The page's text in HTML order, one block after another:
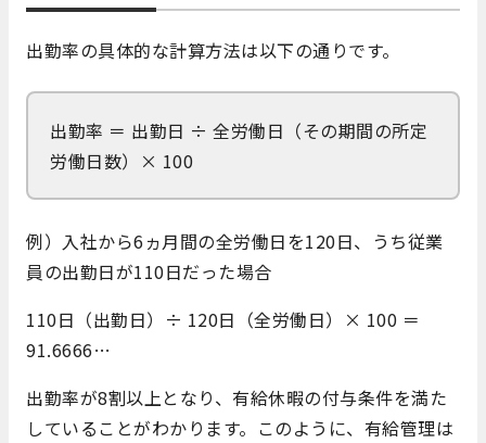
出勤率の具体的な計算方法は以下の通りです。
出勤率 ＝ 出勤日 ÷ 全労働日（その期間の所定
労働日数）× 100
例）入社から6ヵ月間の全労働日を120日、うち従業
員の出勤日が110日だった場合
110日（出勤日）÷ 120日（全労働日）× 100 ＝
91.6666…
出勤率が8割以上となり、有給休暇の付与条件を満た
していることがわかります。このように、有給管理は